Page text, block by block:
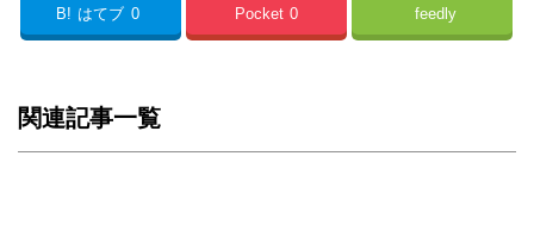
B! はてブ 0 Pocket 0 feedly
関連記事一覧